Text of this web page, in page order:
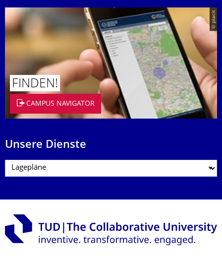
© placit
FINDEN!
CAMPUS NAVIGATOR
Unsere Dienste